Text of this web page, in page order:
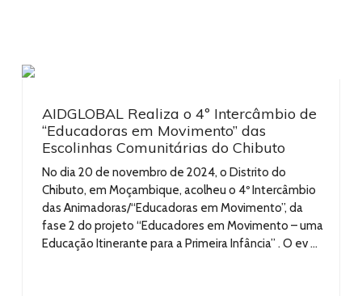
AIDGLOBAL Realiza o 4º Intercâmbio de
“Educadoras em Movimento” das
Escolinhas Comunitárias do Chibuto
No dia 20 de novembro de 2024, o Distrito do
Chibuto, em Moçambique, acolheu o 4º Intercâmbio
das Animadoras/“Educadoras em Movimento”, da
fase 2 do projeto “Educadores em Movimento – uma
Educação Itinerante para a Primeira Infância” . O ev ...